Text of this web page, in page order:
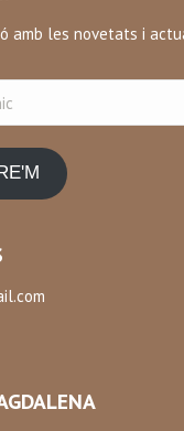
amb les novetats i